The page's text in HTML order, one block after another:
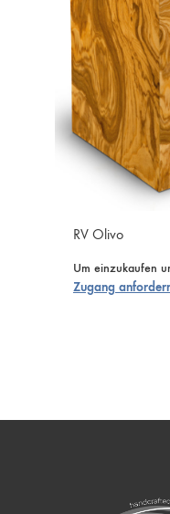
RV Olivo
Um einzukaufen
Zugang